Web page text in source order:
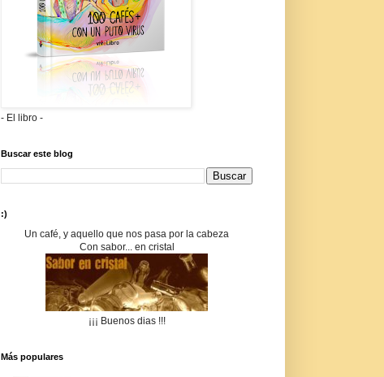
- El libro -
Buscar este blog
:)
Un café, y aquello que nos pasa por la cabeza
Con sabor... en cristal
¡¡¡ Buenos dias !!!
Más populares